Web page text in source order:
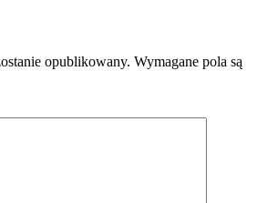
opublikowany. Wymagane pola są